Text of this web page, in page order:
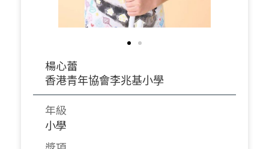
楊心蕾
香港青年協會李兆基小學
年級
小學